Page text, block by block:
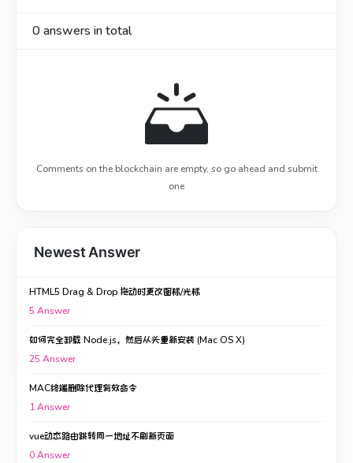
0answers in total
Comments on the blockchain are empty, so go ahead and submit
one
Newest Answer
HTML5 Drag & Drop 拖动时更改图标/光标
5 Answer
如何完全卸载 Node.js，然后从头重新安装 (Mac OS X)
25 Answer
MAC终端删除代理有效命令
1Answer
vue动态路由跳转同一地址不刷新页面
0Answer